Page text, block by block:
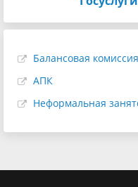
Балансовая комиссия
АПК
Неформальная